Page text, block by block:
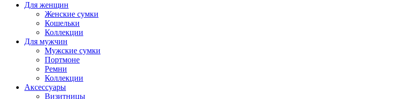
Для женщин
Женские сумки
Кошельки
Коллекции
Для мужчин
Мужские сумки
Портмоне
Ремни
Коллекции
Аксессуары
Визитницы